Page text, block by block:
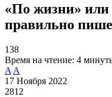
«По жизни» или
правильно
138
Время на чтение: 4
A A
17 Ноября 2022
2812